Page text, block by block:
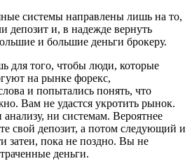
системы направлены лишь на то,
депозит и, в надежде вернуть
и большие деньги брокеру.
для того, чтобы люди, которые
на рынке форекс,
и попытались понять, что
Вам не удастся укротить рынок.
ни системам. Вероятнее
свой депозит, а потом следующий и
затеи, пока не поздно. Вы не
деньги.